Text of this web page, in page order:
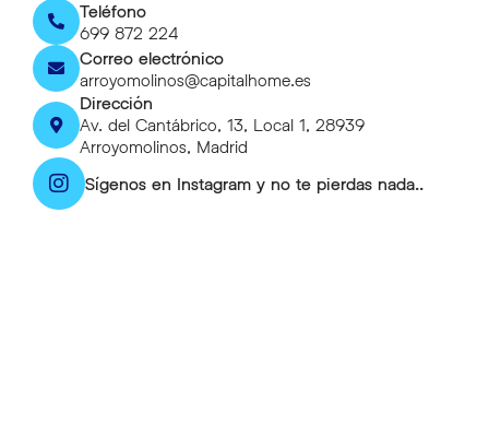
Teléfono
699 872 224
Correo electrónico
arroyomolinos@capitalhome.es
Dirección
Av. del Cantábrico, 13, Local 1, 28939
Arroyomolinos, Madrid
Sígenos en Instagram y no te pierdas nada..